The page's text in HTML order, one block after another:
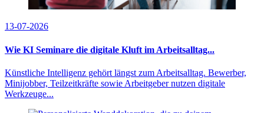
13-07-2026
Wie KI Seminare die digitale Kluft im Arbeitsalltag...
Künstliche Intelligenz gehört längst zum Arbeitsalltag. Bewerber,
Minijobber, Teilzeitkräfte sowie Arbeitgeber nutzen digitale
Werkzeuge...